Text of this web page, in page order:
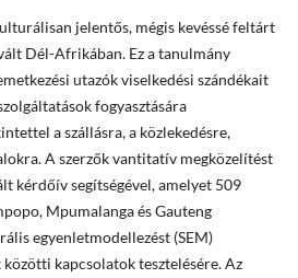
jelentős, mégis kevéssé feltárt
Dél-Afrikában. Ez a tanulmány
utazók viselkedési szándékait
fogyasztására
a szállásra, a közlekedésre,
A szerzők vantitatív megközelítést
kérdőív segítségével, amelyet 509
Mpumalanga és Gauteng
egyenletmodellezést (SEM)
kapcsolatok tesztelésére. Az